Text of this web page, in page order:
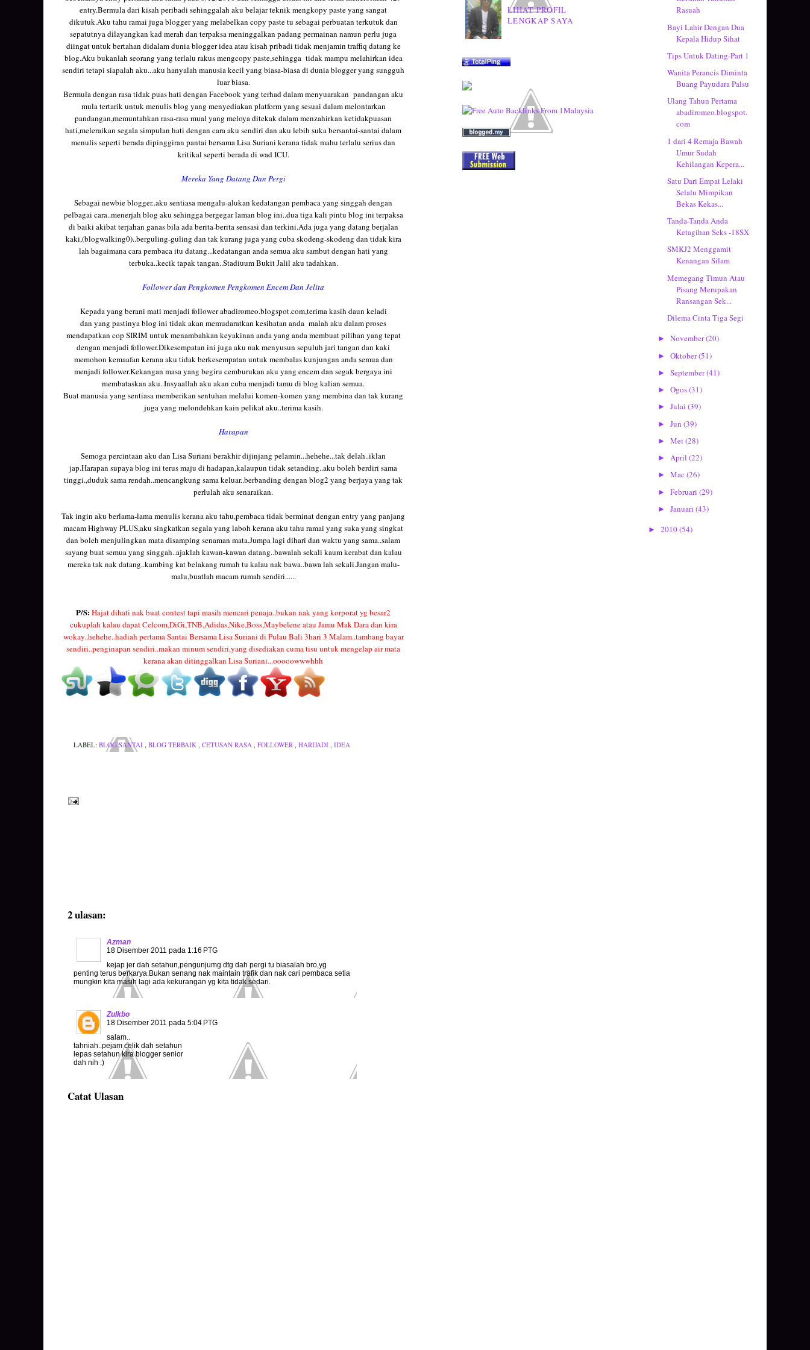
entry.Bermula dari kisah peribadi sehinggalah aku belajar teknik mengkopy paste yang sangat
dikutuk.Aku tahu ramai juga blogger yang melabelkan copy paste tu sebagai perbuatan terkutuk dan
sepatutnya dilayangkan kad merah dan terpaksa meninggalkan padang permainan namun perlu juga
diingat untuk bertahan didalam dunia blogger idea atau kisah pribadi tidak menjamin traffiq datang ke
blog.Aku bukanlah seorang yang terlalu rakus mengcopy paste,sehingga tidak mampu melahirkan idea
sendiri tetapi siapalah aku...aku hanyalah manusia kecil yang biasa-biasa di dunia blogger yang sungguh
luar biasa.
Bermula dengan rasa tidak puas hati dengan Facebook yang terhad dalam menyuarakan pandangan aku
mula tertarik untuk menulis blog yang menyediakan platform yang sesuai dalam melontarkan
pandangan,memuntahkan rasa-rasa mual yang meloya ditekak dalam menzahirkan ketidakpuasan
hati,meleraikan segala simpulan hati dengan cara aku sendiri dan aku lebih suka bersantai-santai dalam
menulis seperti berada dipinggiran pantai bersama Lisa Suriani kerana tidak mahu terlalu serius dan
kritikal seperti berada di wad ICU.
Mereka Yang Datang Dan Pergi
Sebagai newbie blogger..aku sentiasa mengalu-alukan kedatangan pembaca yang singgah dengan
pelbagai cara..menerjah blog aku sehingga bergegar laman blog ini..dua tiga kali pintu blog ini terpaksa
di baiki akibat terjahan ganas bila ada berita-berita sensasi dan terkini.Ada juga yang datang berjalan
kaki,(blogwalking0)..berguling-guling dan tak kurang juga yang cuba skodeng-skodeng dan tidak kira
lah bagaimana cara pembaca itu datang...kedatangan anda semua aku sambut dengan hati yang
terbuka..kecik tapak tangan..Stadiuum Bukit Jalil aku tadahkan.
Follower dan Pengkomen Pengkomen Encem Dan Jelita
Kepada yang berani mati menjadi follower abadiromeo.blogspot.com,terima kasih daun keladi
dan yang pastinya blog ini tidak akan memudaratkan kesihatan anda malah aku dalam proses
mendapatkan cop SIRIM untuk menambahkan keyakinan anda yang anda membuat pilihan yang tepat
dengan menjadi follower.Dikesempatan ini juga aku nak menyusun sepuluh jari tangan dan kaki
memohon kemaafan kerana aku tidak berkesempatan untuk membalas kunjungan anda semua dan
menjadi follower.Kekangan masa yang begiru cemburukan aku yang encem dan segak bergaya ini
membataskan aku..Insyaallah aku akan cuba menjadi tamu di blog kalian semua.
Buat manusia yang sentiasa memberikan sentuhan melalui komen-komen yang membina dan tak kurang
juga yang melondehkan kain pelikat aku..terima kasih.
Harapan
Semoga percintaan aku dan Lisa Suriani berakhir dijinjang pelamin...hehehe...tak delah..iklan
jap.Harapan supaya blog ini terus maju di hadapan,kalaupun tidak setanding..aku boleh berdiri sama
tinggi.,duduk sama rendah..mencangkung sama keluar..berbanding dengan blog2 yang berjaya yang tak
perlulah aku senaraikan.
Tak ingin aku berlama-lama menulis kerana aku tahu,pembaca tidak berminat dengan entry yang panjang
macam Highway PLUS,aku singkatkan segala yang laboh kerana aku tahu ramai yang suka yang singkat
dan boleh menjulingkan mata disamping senaman mata.Jumpa lagi dihari dan waktu yang sama..salam
sayang buat semua yang singgah..ajaklah kawan-kawan datang..bawalah sekali kaum kerabat dan kalau
mereka tak nak datang..kambing kat belakang rumah tu kalau nak bawa..bawa lah sekali.Jangan malu-
malu,buatlah macam rumah sendiri......
P/S:Hajat dihati nak buat contest tapi masih mencari penaja..bukan nak yang korporat yg besar2
cukuplah kalau dapat Celcom,DiGi,TNB,Adidas,Nike,Boss,Maybelene atau Jamu Mak Dara dan kira
wokay..hehehe..hadiah pertama Santai Bersama Lisa Suriani di Pulau Bali 3hari 3 Malam..tambang bayar
sendiri..penginapan sendiri..makan minum sendiri,yang disediakan cuma tisu untuk mengelap air mata
kerana akan ditinggalkan Lisa Suriani...ooooowwwhhh
LABEL: BLOG SANTAI BLOG TERBAIK CETUSAN RASA FOLLOWER HARIJADI IDEA
2 ulasan:
Azman
18 Disember 2011 pada 1:16 PTG
kejap jer dah setahun,pengunjumg dtg dah pergi tu biasalah bro,yg
penting terus berkarya.Bukan senang nak maintain trafik dan nak cari pembaca setia
mungkin kita masih lagi ada kekurangan yg kita tidak sedari.
Zulkbo
18 Disember 2011 pada 5:04 PTG
salam..
tahniah..pejam celik dah setahun
lepas setahun kira blogger senior
dah nih :)
Catat Ulasan
LIHAT PROFIL
LENGKAP SAYA
Rasuah
Bayi Lahir Dengan Dua
Kepala Hidup Sihat
Tips Untuk Dating-Part 1
Wanita Perancis Diminta
Buang Payudara Palsu
Ulang Tahun Pertama
abadiromeo.blogspot.
com
1 dari 4 Remaja Bawah
Umur Sudah
Kehilangan Kepera...
Satu Dari Empat Lelaki
Selalu Mimpikan
Bekas Kekas...
Tanda-Tanda Anda
Ketagihan Seks -18SX
SMKJ2 Menggamit
Kenangan Silam
Memegang Timun Atau
Pisang Merupakan
Ransangan Sek...
Dilema Cinta Tiga Segi
► November(20)
► Oktober(51)
► September(41)
► Ogos(31)
► Julai (39)
► Jun (39)
► Mei (28)
► April (22)
► Mac (26)
► Februari (29)
► Januari (43)
► 2010(54)